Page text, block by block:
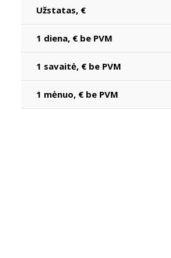
Užstatas, €
1 diena, € be PVM
1 savaitė, € be PVM
1 mėnuo, € be PVM